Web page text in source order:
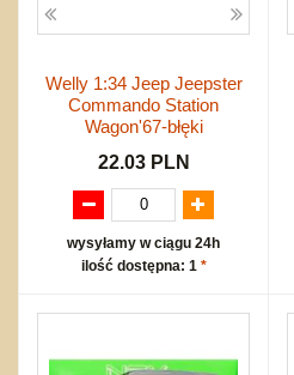
Welly 1:34 Jeep Jeepster
Commando Station
Wagon'67-błęki
22.03 PLN
wysyłamy w ciągu 24h
ilość dostępna: 1 *